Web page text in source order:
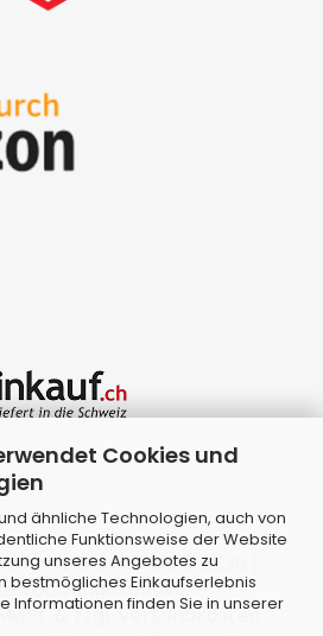
Cookies und
ähnliche Technologien, auch von
Funktionsweise der Website
unseres Angebotes zu
bestmögliches Einkaufserlebnis
Informationen finden Sie in unserer
mit Gambio.de © 2026 |
vonJungCreative.
& zzgl. Versandkosten